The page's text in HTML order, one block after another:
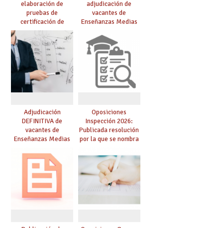
elaboración de
pruebas de
certificación de
competencia
lingüística: publicada
resolución definitiva
adjudicación de
vacantes de
Enseñanzas Medias
Adjudicación
DEFINITIVA de
vacantes de
Enseñanzas Medias
Oposiciones
Inspección 2026:
Publicada resolución
por la que se nombra
prácticas, se regulan
dichas prácticas y se
convoca acto público
de adjudicación